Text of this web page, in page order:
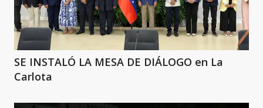
SE INSTALÓ LA MESA DE DIÁLOGO en La
Carlota